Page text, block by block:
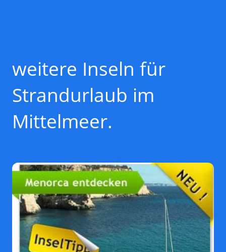
weitere Inseln für
Strandurlaub im
Mittelmeer.